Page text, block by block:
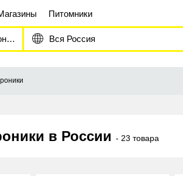
Питомники
Вся Россия
в России - 23 товара